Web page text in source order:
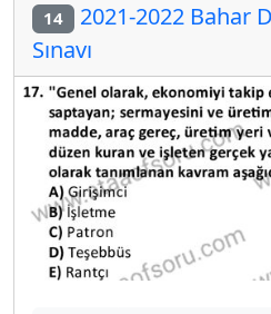
14 2021-2022 Bahar
Sınavı